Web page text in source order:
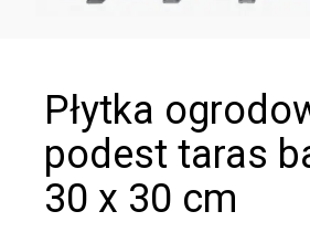
płytka ogrodowa
podest taras
30 x 30 cm